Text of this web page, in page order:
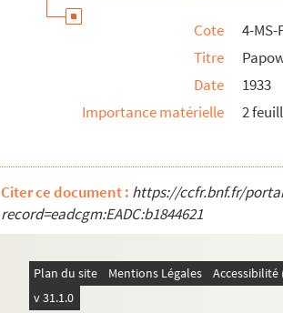
Porto Rico
Royaume-Uni
Suède
Tunisie
Uruguay
Yougoslavie
Cote
4-MS-
Titre
Date
1933
Importance matérielle
2
Citer ce document : https://ccfr.bnf.fr/
record=eadcgm:EADC:b1844621
Plan du site Mentions Légales
v 31.1.0